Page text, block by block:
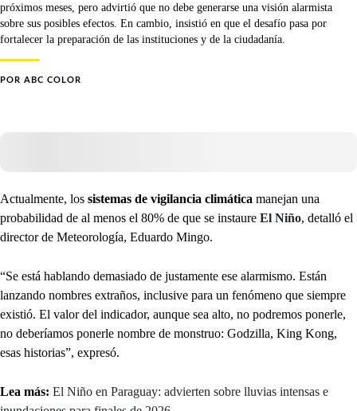
próximos meses, pero advirtió que no debe generarse una visión alarmista
sobre sus posibles efectos. En cambio, insistió en que el desafío pasa por
fortalecer la preparación de las instituciones y de la ciudadanía.
POR ABC COLOR
Actualmente, los sistemas de vigilancia climática manejan una
probabilidad de al menos el 80% de que se instaure El Niño, detalló el
director de Meteorología, Eduardo Mingo.
“Se está hablando demasiado de justamente ese alarmismo. Están
lanzando nombres extraños, inclusive para un fenómeno que siempre
existió. El valor del indicador, aunque sea alto, no podremos ponerle,
no deberíamos ponerle nombre de monstruo: Godzilla, King Kong,
esas historias”, expresó.
Lea más: El Niño en Paraguay: advierten sobre lluvias intensas e